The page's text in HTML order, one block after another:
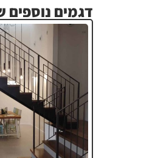
דגמים נוספים